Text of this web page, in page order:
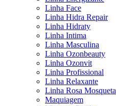
Linha Face
Linha Hidra Repair
Linha Hidraty
Linha Intima
Linha Masculina
Linha Ozonbeauty
Linha Ozonvit
Linha Profissional
Linha Relaxante
Linha Rosa Mosqueta
Maquiagem